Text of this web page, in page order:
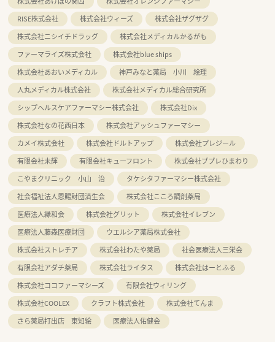
RISE株式会社
株式会社ウィーズ
株式会社ザグザグ
株式会社ニシイチドラッグ
株式会社メディカルかるがも
ファーマライズ株式会社
株式会社blue ships
株式会社あおいメディカル
神戸みなと薬局 小川 絵理
人丸メディカル株式会社
株式会社メディカル総合研究所
シップヘルスケアファーマシー株式会社
株式会社Dix
株式会社なの花西日本
株式会社アッシュファーマシー
カメイ株式会社
株式会社ドルトアップ
株式会社プレジール
有限会社未輝
有限会社キューフロント
株式会社ププレひまわり
こやまクリニック 小山 治
タケシタファーマシー株式会社
社会福祉法人恩賜財団済生会
株式会社こころ調剤薬局
医療法人縁和会
株式会社グリット
株式会社イレブン
医療法人藤森医療財団
ウエルシア薬局株式会社
株式会社ストレチア
株式会社わたや薬局
社会医療法人三栄会
有限会社アダチ薬局
株式会社ライタス
株式会社はーとふる
株式会社ココファーマシーズ
有限会社ウィリング
株式会社COOLEX
クラフト株式会社
株式会社てんま
さら薬局打出店 東知絵
医療法人佑健会